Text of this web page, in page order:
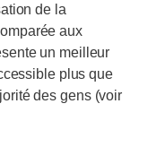
de la
aux
un meilleur
plus que
des gens (voir